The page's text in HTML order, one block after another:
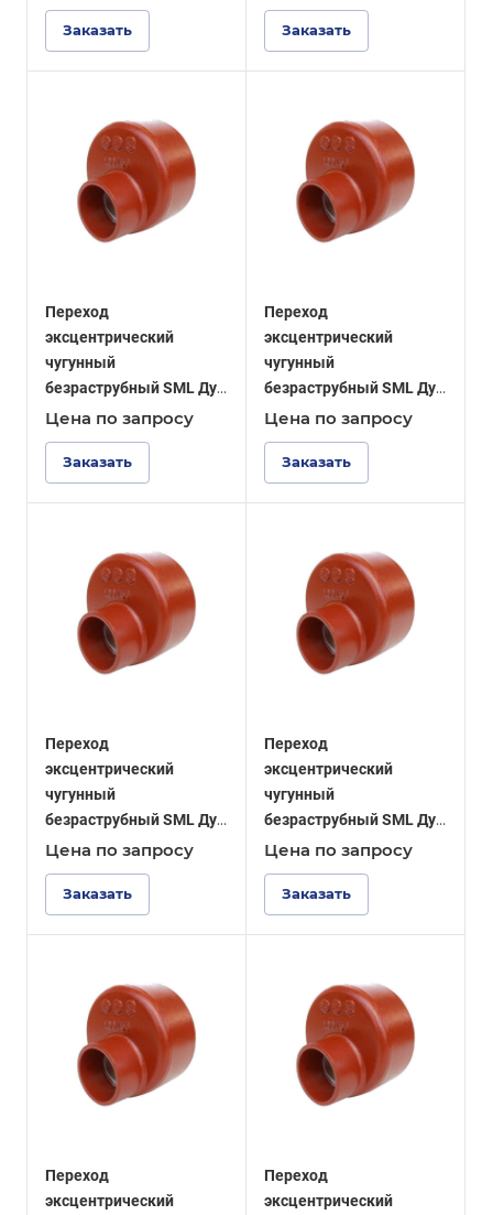
Заказать Заказать
Переход
эксцентрический
чугунный
безраструбный SML Ду
200-150
Цена по запросу
Заказать
Переход
эксцентрический
чугунный
безраструбный SML Ду
200-125
Цена по запросу
Заказать
Переход
эксцентрический
чугунный
безраструбный SML Ду
200-100
Цена по запросу
Заказать
Переход
эксцентрический
чугунный
безраструбный SML Ду
150-50
Цена по запросу
Заказать
Переход
эксцентрический
Переход
эксцентрический